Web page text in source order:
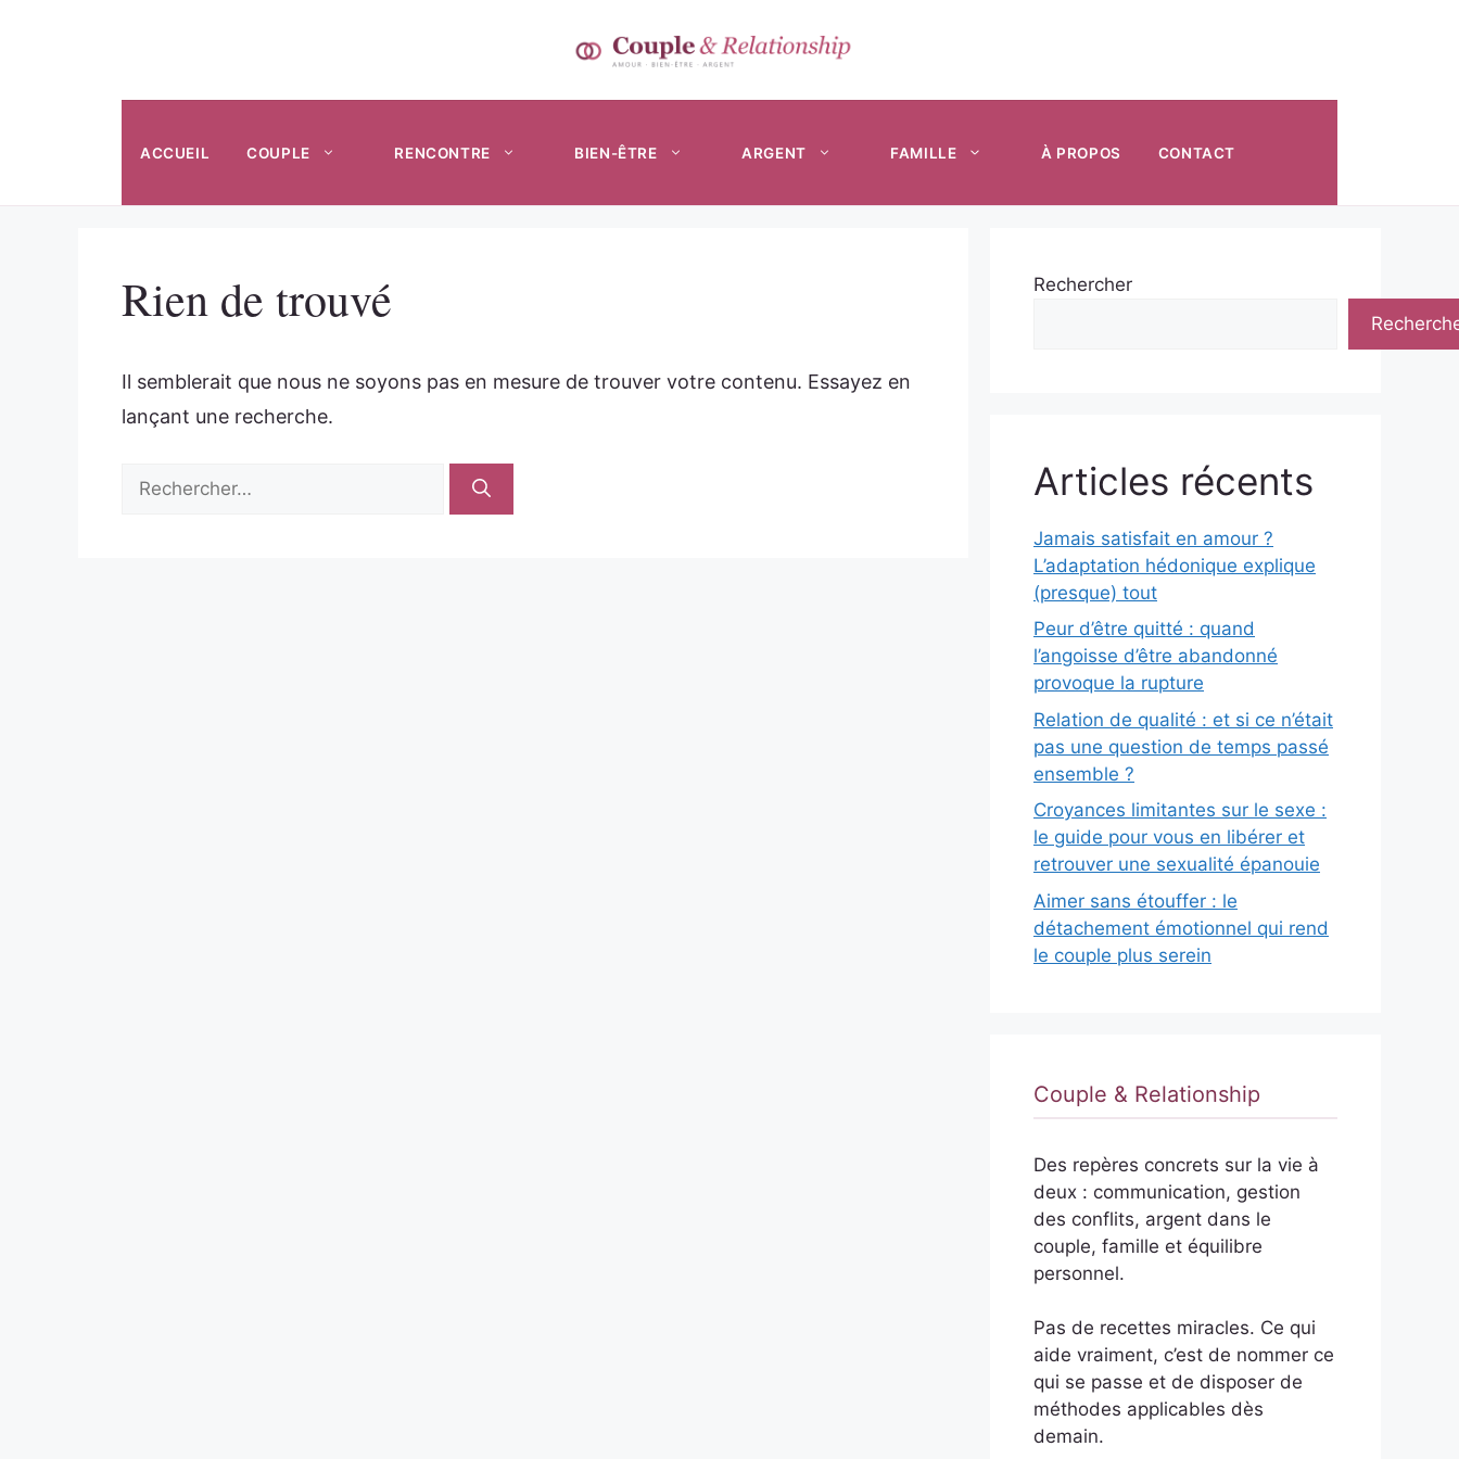
ACCUEIL COUPLE RENCONTRE BIEN-ÊTRE ARGENT FAMILLE À PROPOS CONTACT
Rien de trouvé
Il semblerait que nous ne soyons pas en mesure de trouver votre contenu. Essayez en
lançant une recherche.
Rechercher :
Rechercher
Articles récents
Jamais satisfait en amour ?
L’adaptation hédonique explique
(presque) tout
Peur d’être quitté : quand
l’angoisse d’être abandonné
provoque la rupture
Relation de qualité : et si ce n’était
pas une question de temps passé
ensemble ?
Croyances limitantes sur le sexe :
le guide pour vous en libérer et
retrouver une sexualité épanouie
Aimer sans étouffer : le
détachement émotionnel qui rend
le couple plus serein
Couple & Relationship
Des repères concrets sur la vie à
deux : communication, gestion
des conflits, argent dans le
couple, famille et équilibre
personnel.
Pas de recettes miracles. Ce qui
aide vraiment, c’est de nommer ce
qui se passe et de disposer de
méthodes applicables dès
demain.